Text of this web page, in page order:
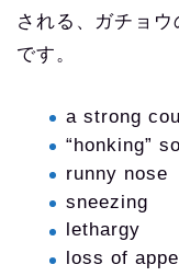
される、ガチョ
です。
a strong
“honking”
runny nose
sneezing
lethargy
loss of